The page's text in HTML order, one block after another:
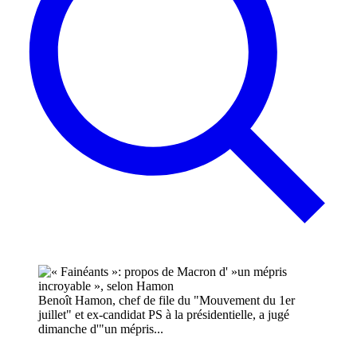
Benoît Hamon, chef de file du "Mouvement du 1er
juillet" et ex-candidat PS à la présidentielle, a jugé
dimanche d'"un mépris...